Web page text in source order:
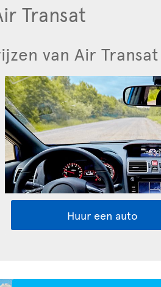
Transat
van Air Transat
Huur een auto